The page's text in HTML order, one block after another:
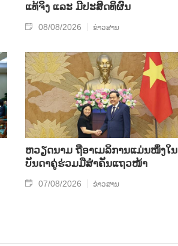
ແທ້​ຈິງ ແລະ ມີ​ປະ​ສິດ​ທິ​ຜົນ
08/08/2026 ຂ່າວສານ
ຫ​ວຽດ​ນາມ ຖື​ອາ​ເມ​ລິ​ການ​ແມ່ນ​ໜຶ່ງ​ໃນ​
ບັນ​ດາ​ຄູ່​ຮ່ວມ​ມື​ສຳ​ຄັນ​ແຖວ​ໜ້າ
07/08/2026 ຂ່າວສານ